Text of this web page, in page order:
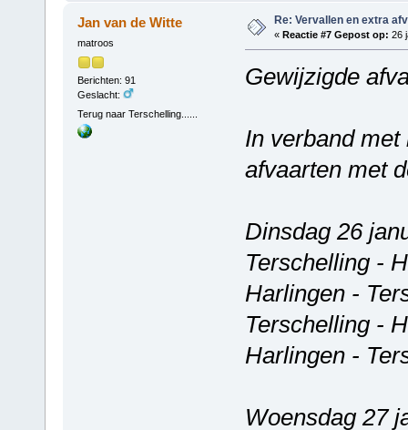
Jan van de Witte
matroos
Berichten: 91
Geslacht:
Terug naar Terschelling......
Re: Vervallen en extra
« Reactie #7 Gepost op: 26
Gewijzigde
In verband
afvaarten met
Dinsdag 26
Terschelling -
Harlingen -
Terschelling -
Harlingen -
Woensdag 27